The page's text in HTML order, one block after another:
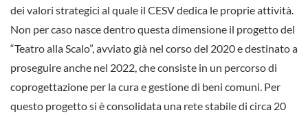
dei valori strategici al quale il CESV dedica le proprie attività.
Non per caso nasce dentro questa dimensione il progetto del
“Teatro alla Scalo”, avviato già nel corso del 2020 e destinato a
proseguire anche nel 2022, che consiste in un percorso di
coprogettazione per la cura e gestione di beni comuni. Per
questo progetto si è consolidata una rete stabile di circa 20